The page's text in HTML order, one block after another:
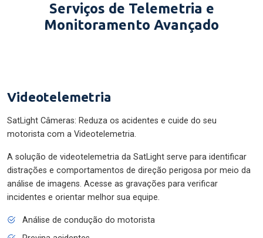
Serviços de Telemetria e
Monitoramento Avançado
Videotelemetria
SatLight Câmeras: Reduza os acidentes e cuide do seu
motorista com a Videotelemetria.
A solução de videotelemetria da SatLight serve para identificar
distrações e comportamentos de direção perigosa por meio da
análise de imagens. Acesse as gravações para verificar
incidentes e orientar melhor sua equipe.
Análise de condução do motorista